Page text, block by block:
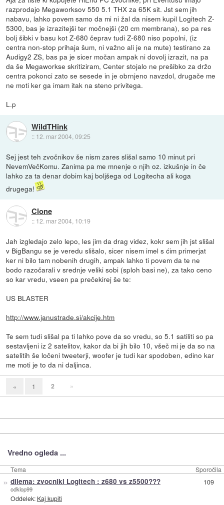
razprodajo Megaworksov 550 5.1 THX za 65K sit. Jst sem jih
nabavu, lahko povem samo da mi ni žal da nisem kupil Logitech Z-
5300, bas je izrazitejši ter močnejši (20 cm membrana), so pa res
bolj šibki v basu kot Z-680 čeprav tudi Z-680 niso popolni, (iz
centra non-stop prihaja šum, ni važno ali je na mute) testirano za
Audigy2 ZS, bas pa je sicer močan ampak ni dovolj izrazit, na pa
da še Megaworkse skritiziram, Center stojalo ne prešibko za držo
centra pokonci zato se sesede in je obrnjeno navzdol, drugače me
ne moti ker ga imam itak na steno privitega.
L.p
WildTHink
:: 12. mar 2004, 09:25
Sej jest teh zvočnikov še nism zares slišal samo 10 minut pri
NevemVečKomu. Zanima pa me mnenje o njih oz. izkušnje in če
lahko za ta denar dobim kaj boljšega od Logitecha ali koga
drugega!
Clone
:: 12. mar 2004, 10:19
Jah izgledajo zelo lepo, les jim da drag videz, kokr sem jih jst slišal
v BigBangu se je veredu slišalo, sicer nisem imel s ćim primerjat
ker ni bilo tam nobenih drugih, ampak lahko ti povem da te ne
bodo razočarali v srednje veliki sobi (sploh basi ne), za tako ceno
so kar vredu, vseen pa prečekirej še te:
US BLASTER
http://www.janustrade.si/akcije.htm
Te sem tudi slišal pa ti lahko pove da so vredu, so 5.1 satiliti so pa
sestavljeni iz 2 satelitov, kakor da bi jih bilo 10, všeč mi je da so na
satelitih še ločeni tweeterji, woofer je tudi kar spodoben, edino kar
me moti je to da ni daljinca.
« 1 2 »
Vredno ogleda ...
Tema Sporočila
» dilema: zvocniki Logitech : z680 vs z5500???
odklop99
Oddelek: Kaj kupiti
109